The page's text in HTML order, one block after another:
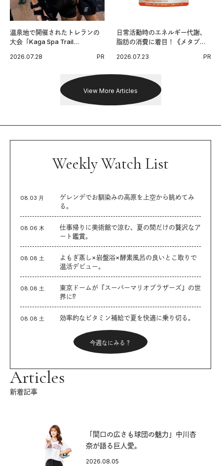
温泉地で開催されたトレランの
大会「Kaga Spa Trail
戦を夢見るランナーたちの奮闘
2026.07.28 PR
日常活動時のエネルギー代謝、
脂肪の消費に着目！《メタプラ
習慣。
2026.07.23 PR
View More Articles
Weekly Watch List
08.03 月
ゲレンデでお馴染みの高原を上空から眺めてみ
る。
08.06 木
仕事帰りに美術館で涼む、夏の間だけの贅沢なア
ート鑑賞。
08.08 土
よもぎ蒸し×岩盤浴×酵素風呂の良いとこ取りで
温活デビュー。
08.08 土
東京ドームが『スーパーマリオブラザーズ』の世
界に⁉︎
08.08 土 効率的なビタミン補給で夏を快適に乗り切る。
今週なにみる？
Articles
新着記事
「間口の広さも球団の魅力」中川杏
奈が語る巨人愛。
2026.08.05